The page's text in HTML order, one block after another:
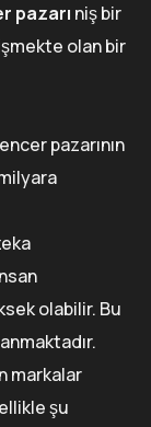
pazarı niş bir
olan bir
pazarının
olabilir. Bu
markalar
şu